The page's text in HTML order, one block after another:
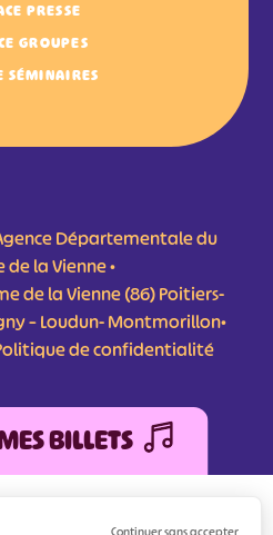
PRESSE
GROUPES
SÉMINAIRES
Départementale du
de la Vienne •
de la Vienne (86) Poitiers-
– Loudun- Montmorillon•
de confidentialité
BILLETS
de développement Régional) pour
Continuer sans accepter